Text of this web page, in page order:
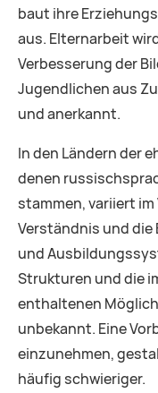
baut ihre
aus. Elternarbeit
Verbesserung der
Jugendlichen aus
und anerkannt.
In den Ländern der
denen
stammen, variiert
Verständnis und die
und
Strukturen und die
enthaltenen
unbekannt. Eine
einzunehmen,
häufig schwieriger.